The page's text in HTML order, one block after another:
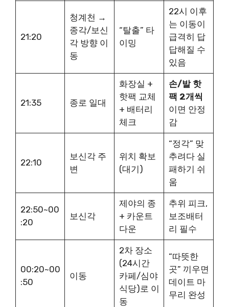
21:20
청계천 →
종각/보신
각 방향 이
동
“탈출” 타
이밍
22시 이후
는 이동이
급격히 답
답해질 수
있음
21:35 종로 일대
화장실 +
핫팩 교체
+ 배터리
체크
손/발 핫
팩 2개씩
이면 안정
감
22:10
보신각 주
변
위치 확보
(대기)
“정각” 맞
추려다 실
패하기 쉬
움
22:50~00
:20
보신각
제야의 종
+ 카운트
다운
추위 피크,
보조배터
리 필수
00:20~00
:50
이동
2차 장소
(24시간
카페/심야
식당)로 이
동
“따뜻한
곳” 끼우면
데이트 마
무리 완성